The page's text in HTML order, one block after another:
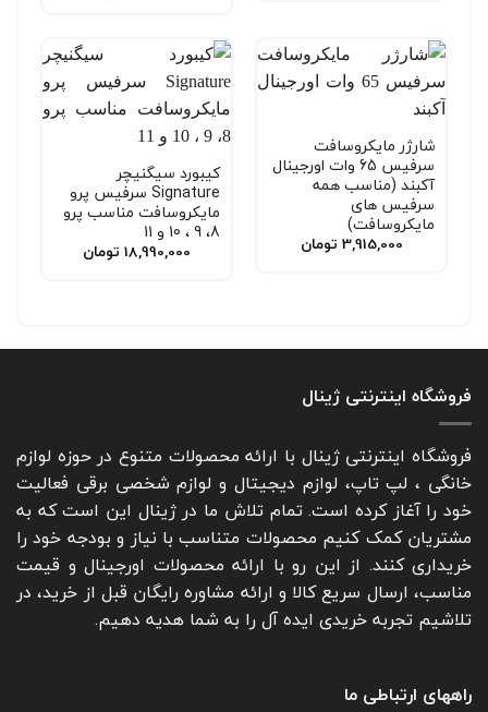
شارژر مایکروسافت
سرفیس 65 وات اورجینال
آکبند (مناسب همه
سرفیس های
مایکروسافت)
3,915,000 تومان
کیبورد سیگنیچر
Signature سرفیس پرو
مایکروسافت مناسب پرو
8، 9 ، 10 و 11
18,990,000 تومان
فروشگاه اینترنتی ژینال
فروشگاه اینترنتی ژینال با ارائه محصولات متنوع در حوزه لوازم
خانگی ، لپ تاپ، لوازم دیجیتال و لوازم شخصی برقی فعالیت
خود را آغاز کرده است. تمام تلاش ما در ژینال این است که به
مشتریان کمک کنیم محصولات متناسب با نیاز و بودجه خود را
خریداری کنند. از این رو با ارائه محصولات اورجینال و قیمت
مناسب، ارسال سریع کالا و ارائه مشاوره رایگان قبل از خرید، در
تلاشیم تجربه خریدی ایده آل را به شما هدیه دهیم.
راههای ارتباطی ما